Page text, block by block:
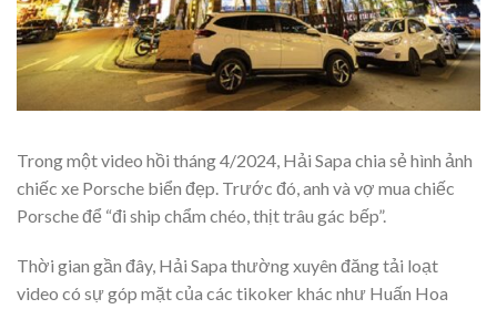
Trong một video hồi tháng 4/2024, Hải Sapa chia sẻ hình ảnh
chiếc xe Porsche biển đẹp. Trước đó, anh và vợ mua chiếc
Porsche để “đi ship chẩm chéo, thịt trâu gác bếp”.
Thời gian gần đây, Hải Sapa thường xuyên đăng tải loạt
video có sự góp mặt của các tikoker khác như Huấn Hoa